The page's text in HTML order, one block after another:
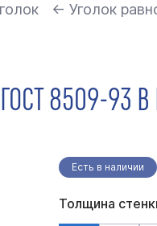
← Уголок
8509-93 В
Есть в наличии
Толщина